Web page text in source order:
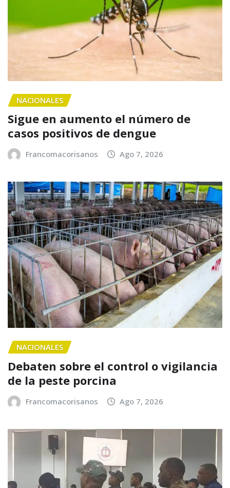
NACIONALES
Sigue en aumento el número de
casos positivos de dengue
Francomacorisanos Ago 7, 2026
NACIONALES
Debaten sobre el control o vigilancia
de la peste porcina
Francomacorisanos Ago 7, 2026